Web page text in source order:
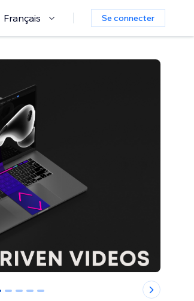
Français Se connecter
1 2 3 4